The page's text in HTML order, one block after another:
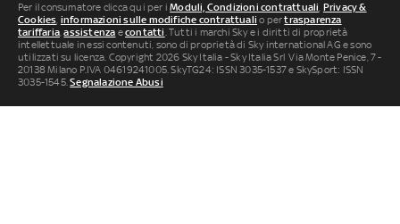
Per il consumatore clicca qui per iModuli, Condizioni contrattuali, Privacy &
Cookies, informazioni sulle modifiche contrattuali o pertrasparenza
tariffaria,assistenza econtatti. Tutti i marchi Sky e i diritti di proprietà
intellettuale in essi contenuti, sono di proprietà di Sky international AG e sono
utilizzati su licenza. Copyright 2026 Sky Italia - Sky Italia Srl Via Monte Penice, 7 -
20138 Milano P.IVA 04619241005. SkyTG24: ISSN 3035-1537 e SkySport: ISSN
3035-1545.Segnalazione Abusi